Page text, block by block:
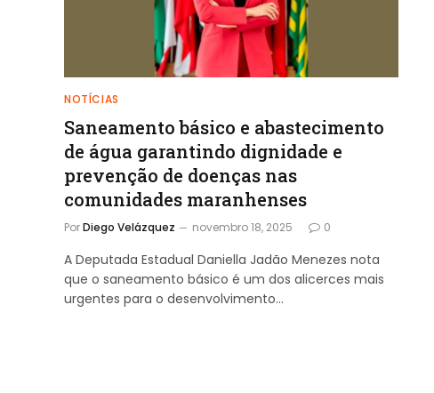
NOTÍCIAS
Saneamento básico e abastecimento
de água garantindo dignidade e
prevenção de doenças nas
comunidades maranhenses
PorDiego Velázquez novembro 18, 2025 0
A Deputada Estadual Daniella Jadão Menezes nota
que o saneamento básico é um dos alicerces mais
urgentes para o desenvolvimento…